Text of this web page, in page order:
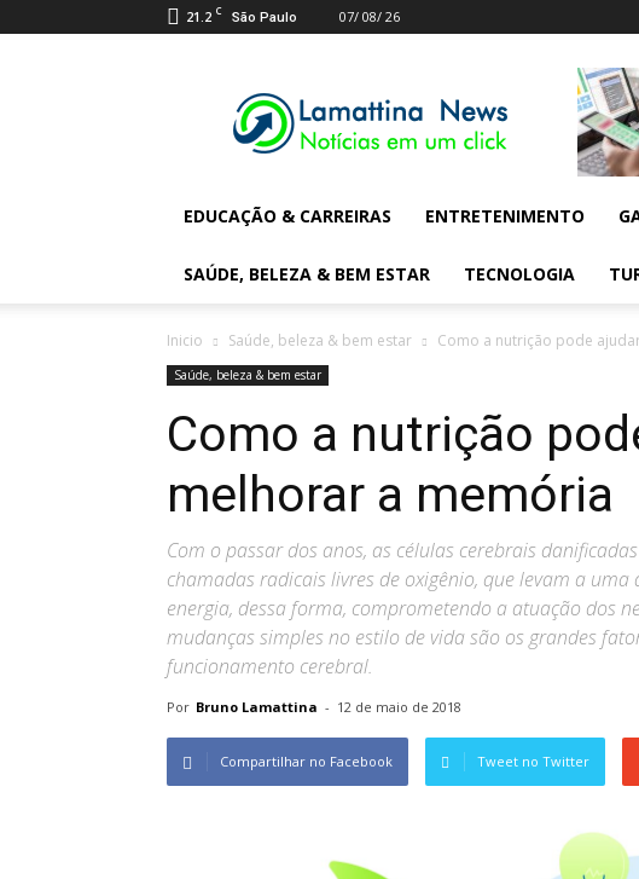
21.2 C São Paulo 07/ 08/ 26
Digital
News
EDUCAÇÃO & CARREIRAS ENTRETENIMENTO
SAÚDE, BELEZA & BEM ESTAR TECNOLOGIA
Inicio Saúde, beleza & bem estar Como a nutrição pode
Saúde, beleza & bem estar
Como a nutrição
melhorar a memória
Com o passar dos anos, as células cerebrais
chamadas radicais livres de oxigênio, que levam a
energia, dessa forma, comprometendo a atuação dos
mudanças simples no estilo de vida são os grandes
funcionamento cerebral.
Por Bruno Lamattina - 12 de maio de 2018
Compartilhar no Facebook Tweet no Twitter